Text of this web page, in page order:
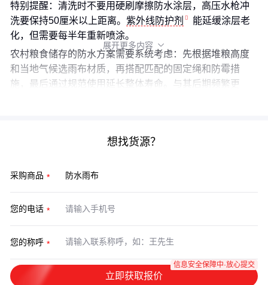
特别提醒：清洗时不要用硬刷摩擦防水涂层，高压水枪冲
洗要保持50厘米以上距离。 紫外线防护剂
能延缓涂层老
化，但需要每半年重新喷涂。
农村粮食储存的防水方案需要系统考虑：先根据堆粮高度
和当地气候选雨布材质，再搭配匹配的固定绳和防霉措
施，最后通过规范使用延长整体寿命。与其后期频繁更
展开更多内容 
想找货源？
采购商品
您的电话
您的称呼
立即获取报价
信息安全保障中·放心提交